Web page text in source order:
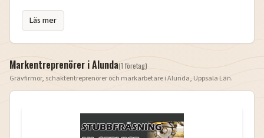
Läs mer
Markentreprenörer iAlunda(1 företag)
Grävfirmor, schaktentreprenörer och markarbetare iAlunda, Uppsala Län.